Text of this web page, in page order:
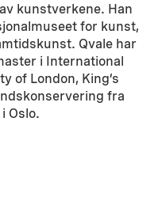
kunstverkene. Han
for kunst,
Qvale har
i International
of London, King’s
fra
Oslo.